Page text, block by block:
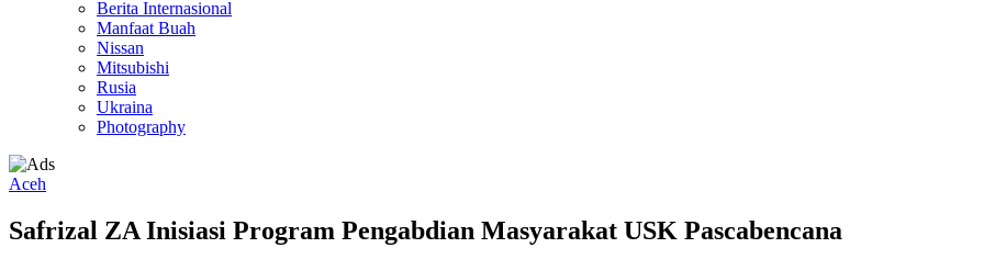
Berita Internasional
Manfaat Buah
Nissan
Mitsubishi
Rusia
Ukraina
Photography
Aceh
Safrizal ZA Inisiasi Program Pengabdian Masyarakat USK Pascabencana